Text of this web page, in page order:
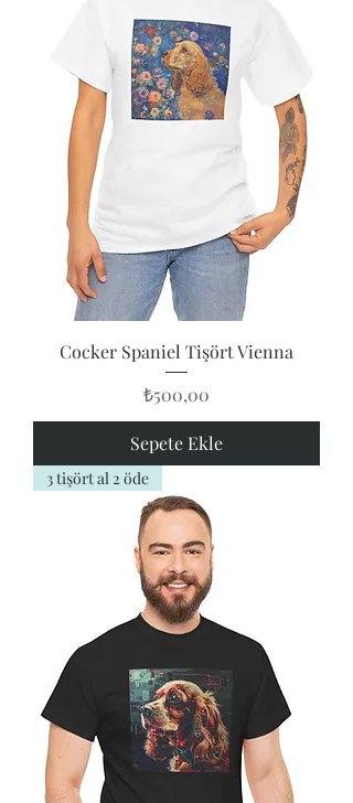
Cocker Spaniel Tişört Vienna
Fiyat
₺500,00
Sepete Ekle
3 tişört al 2 öde